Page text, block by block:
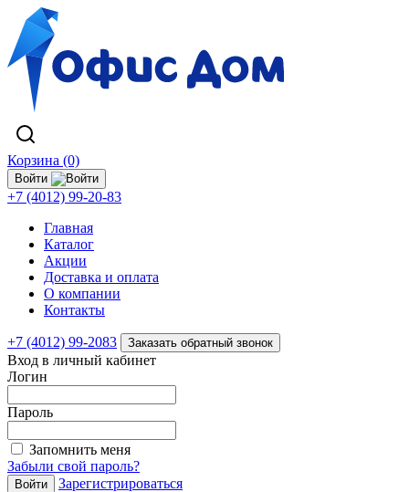
Корзина (0)
Войти
+7 (4012) 99-20-83
Главная
Каталог
Акции
Доставка и оплата
О компании
Контакты
+7 (4012) 99-2083 Заказать обратный звонок
Вход в личный кабинет
Логин
Пароль
Запомнить меня
Забыли свой пароль?
Зарегистрироваться